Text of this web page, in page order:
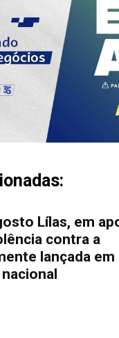
Lílas, em
contra a
lançada em